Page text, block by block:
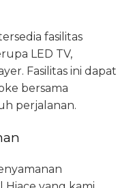
fasilitas
LED TV,
Fasilitas ini dapat
bersama
perjalanan.